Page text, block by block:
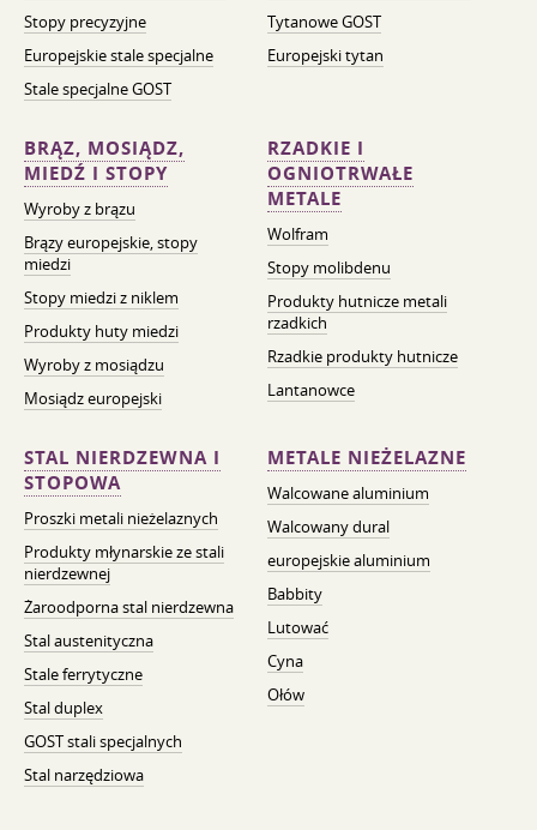
Stopy precyzyjne
Europejskie stale specjalne
Stale specjalne GOST
Tytanowe GOST
Europejski tytan
BRĄZ, MOSIĄDZ,
MIEDŹ I STOPY
Wyroby z brązu
Brązy europejskie, stopy
miedzi
Stopy miedzi z niklem
Produkty huty miedzi
Wyroby z mosiądzu
Mosiądz europejski
RZADKIE I
OGNIOTRWAŁE
METALE
Wolfram
Stopy molibdenu
Produkty hutnicze metali
rzadkich
Rzadkie produkty hutnicze
Lantanowce
STAL NIERDZEWNA I
STOPOWA
Proszki metali nieżelaznych
Produkty młynarskie ze stali
nierdzewnej
Żaroodporna stal nierdzewna
Stal austenityczna
Stale ferrytyczne
Stal duplex
GOST stali specjalnych
Stal narzędziowa
METALE NIEŻELAZNE
Walcowane aluminium
Walcowany dural
europejskie aluminium
Babbity
Lutować
Cyna
Ołów